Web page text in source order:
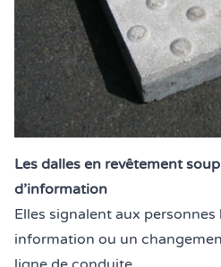
Les dalles en revêtement
d’information
Elles signalent aux personnes
information ou un